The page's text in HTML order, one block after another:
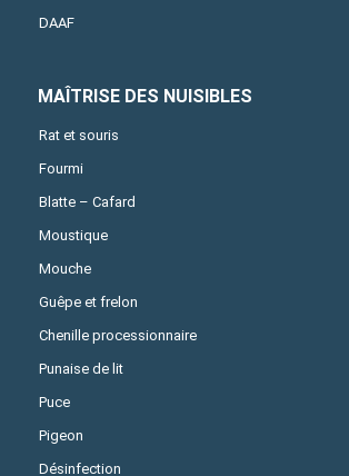
DAAF
MAÎTRISE DES NUISIBLES
Rat et souris
Fourmi
Blatte – Cafard
Moustique
Mouche
Guêpe et frelon
Chenille processionnaire
Punaise de lit
Puce
Pigeon
Désinfection